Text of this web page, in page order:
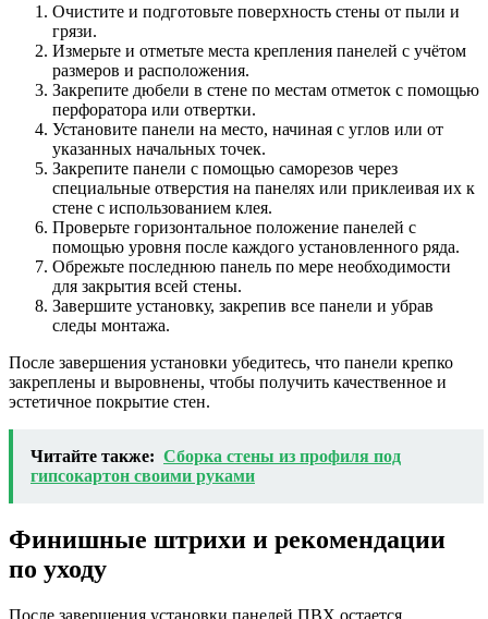
Очистите и подготовьте поверхность стены от пыли и
грязи.
Измерьте и отметьте места крепления панелей с учётом
размеров и расположения.
Закрепите дюбели в стене по местам отметок с помощью
перфоратора или отвертки.
Установите панели на место, начиная с углов или от
указанных начальных точек.
Закрепите панели с помощью саморезов через
специальные отверстия на панелях или приклеивая их к
стене с использованием клея.
Проверьте горизонтальное положение панелей с
помощью уровня после каждого установленного ряда.
Обрежьте последнюю панель по мере необходимости
для закрытия всей стены.
Завершите установку, закрепив все панели и убрав
следы монтажа.
После завершения установки убедитесь, что панели крепко
закреплены и выровнены, чтобы получить качественное и
эстетичное покрытие стен.
Читайте также: Сборка стены из профиля под
гипсокартон своими руками
Финишные штрихи и рекомендации
по уходу
После завершения установки панелей ПВХ остается